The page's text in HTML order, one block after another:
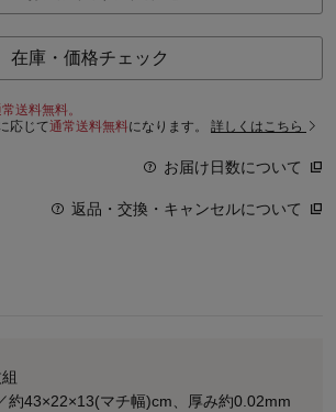
在庫・価格チェック
送料無料。
応じて通常送料無料になります。 詳しくはこちら
お届け日数について
返品・交換・キャンセルについて
約43×22×13(マチ幅)cm、厚み約0.02mm